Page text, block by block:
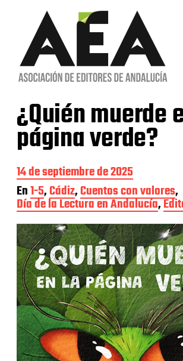
¿Quién muerde
página verde?
F
e
c
h
a
d
e
l
a
e
n
t
r
a
d
a
14 de septiembre de 2025
En1-5,Cádiz,Cuentos con valores,
Día de la Lectura en Andalucía,